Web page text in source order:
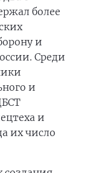
более
и
Среди
и
и
их число